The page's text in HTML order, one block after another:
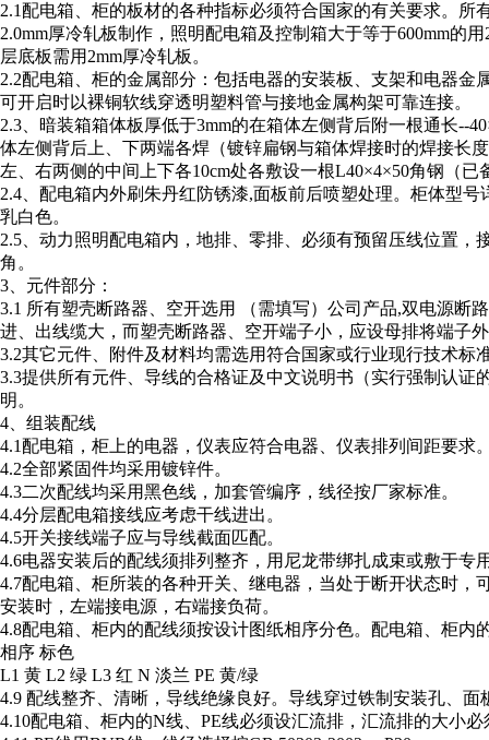
2.1配电箱、柜的板材的各种指标必须符合国家的有关要求。
2.0mm厚冷轧板制作，照明配电箱及控制箱大于等于600mm的
层底板需用2mm厚冷轧板。
2.2配电箱、柜的金属部分：包括电器的安装板、支架和电器
可开启时以裸铜软线穿透明塑料管与接地金属构架可靠连接。
2.3、暗装箱箱体板厚低于3mm的在箱体左侧背后附一根通长--
体左侧背后上、下两端各焊（镀锌扁钢与箱体焊接时的焊接长
左、右两侧的中间上下各10cm处各敷设一根L40×4×50角钢（
2.4、配电箱内外刷朱丹红防锈漆,面板前后喷塑处理。柜体型
乳白色。
2.5、动力照明配电箱内，地排、零排、必须有预留压线位置
角。
3、元件部分：
3.1 所有塑壳断路器、空开选用 （需填写）公司产品,双电源断
进、出线缆大，而塑壳断路器、空开端子小，应设母排将端子
3.2其它元件、附件及材料均需选用符合国家或行业现行技术标
3.3提供所有元件、导线的合格证及中文说明书（实行强制认
明。
4、组装配线
4.1配电箱，柜上的电器，仪表应符合电器、仪表排列间距要求
4.2全部紧固件均采用镀锌件。
4.3二次配线均采用黑色线，加套管编序，线径按厂家标准。
4.4分层配电箱接线应考虑干线进出。
4.5开关接线端子应与导线截面匹配。
4.6电器安装后的配线须排列整齐，用尼龙带绑扎成束或敷于
4.7配电箱、柜所装的各种开关、继电器，当处于断开状态时
安装时，左端接电源，右端接负荷。
4.8配电箱、柜内的配线须按设计图纸相序分色。配电箱、柜内
相序 标色
L1 黄 L2 绿 L3 红 N 淡兰 PE 黄/绿
4.9 配线整齐、清晰，导线绝缘良好。导线穿过铁制安装孔、
4.10配电箱、柜内的N线、PE线必须设汇流排，汇流排的大小